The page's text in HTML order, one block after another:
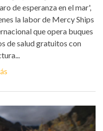
de esperanza en el mar',
la labor de Mercy Ships
que opera buques
de salud gratuitos con